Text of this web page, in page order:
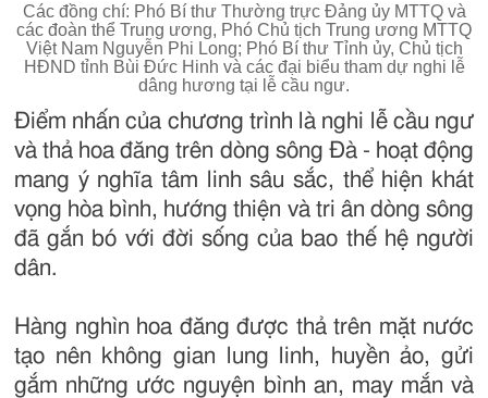
Các đồng chí: Phó Bí thư Thường trực Đảng ủy MTTQ và
các đoàn thể Trung ương, Phó Chủ tịch Trung ương MTTQ
Việt Nam Nguyễn Phi Long; Phó Bí thư Tỉnh ủy, Chủ tịch
HĐND tỉnh Bùi Đức Hinh và các đại biểu tham dự nghi lễ
dâng hương tại lễ cầu ngư.
Điểm nhấn của chương trình là nghi lễ cầu ngư
và thả hoa đăng trên dòng sông Đà - hoạt động
mang ý nghĩa tâm linh sâu sắc, thể hiện khát
vọng hòa bình, hướng thiện và tri ân dòng sông
đã gắn bó với đời sống của bao thế hệ người
dân.
Hàng nghìn hoa đăng được thả trên mặt nước
tạo nên không gian lung linh, huyền ảo, gửi
gắm những ước nguyện bình an, may mắn và